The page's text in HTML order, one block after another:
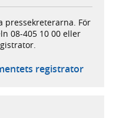
pressekreterarna. För
08-405 10 00 eller
registrator-